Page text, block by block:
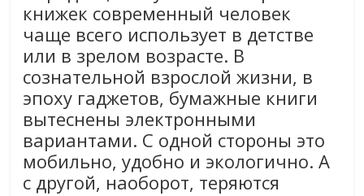
книжек современный человек
чаще всего использует в детстве
или в зрелом возрасте. В
сознательной взрослой жизни, в
эпоху гаджетов, бумажные книги
вытеснены электронными
вариантами. С одной стороны это
мобильно, удобно и экологично. А
с другой, наоборот, теряются